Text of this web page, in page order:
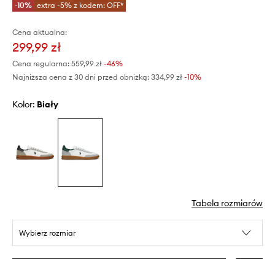
-10% extra -5% z kodem: OFF*
Cena aktualna:
299,99 zł
Cena regularna: 559,99 zł -46%
Najniższa cena z 30 dni przed obniżką: 334,99 zł -10%
Kolor: biały
Tabela rozmiarów
Wybierz rozmiar